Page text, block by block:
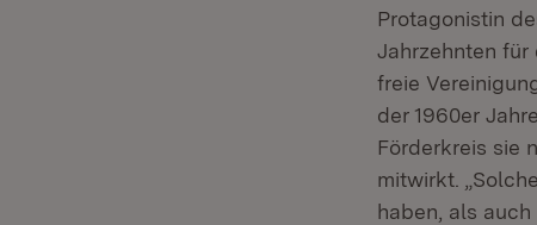
Protagonistin
Jahrzehnten für
freie
der 1960er
Förderkreis sie
mitwirkt.
haben, als